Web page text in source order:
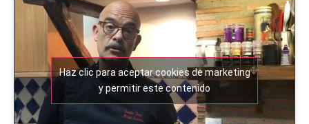
Haz clic para aceptar cookies de marketing
y permitir este contenido